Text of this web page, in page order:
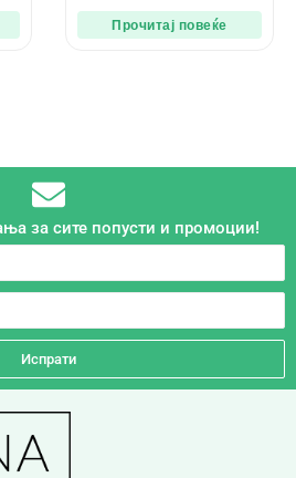
Прочитај повеќе
за сите попусти и промоции!
Испрати